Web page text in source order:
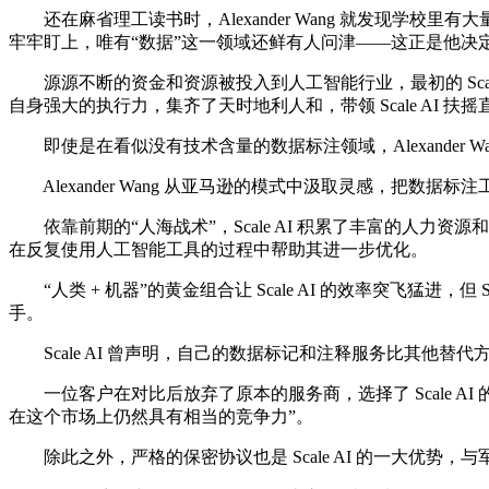
还在麻省理工读书时，Alexander Wang 就发现学校里有大
牢牢盯上，唯有“数据”这一领域还鲜有人问津——这正是他决
源源不断的资金和资源被投入到人工智能行业，最初的
自身强大的执行力，集齐了天时地利人和，带领 Scale AI 扶
即使是在看似没有技术含量的数据标注领域，Alexander
Alexander Wang 从亚马逊的模式中汲取灵感，把数据标注
依靠前期的“人海战术”，Scale AI 积累了丰富的人力资源
在反复使用人工智能工具的过程中帮助其进一步优化。
“人类 + 机器”的黄金组合让 Scale AI 的效率突飞猛进，但
手。
Scale AI 曾声明，自己的数据标记和注释服务比其他替代
一位客户在对比后放弃了原本的服务商，选择了 Scale AI
在这个市场上仍然具有相当的竞争力”。
除此之外，严格的保密协议也是 Scale AI 的一大优势，与